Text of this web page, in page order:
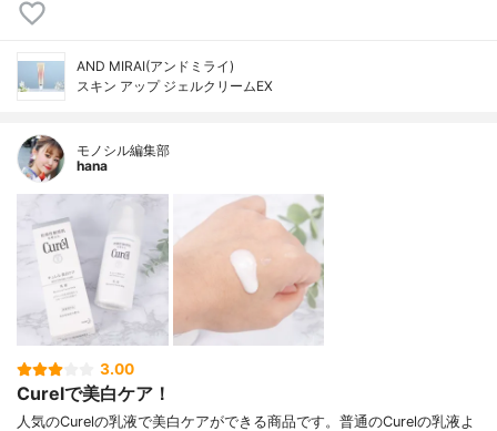
AND MIRAI(アンドミライ)
スキン アップ ジェルクリームEX
モノシル編集部
hana
3.00
Curelで美白ケア！
人気のCurelの乳液で美白ケアができる商品です。普通のCurelの乳液よ